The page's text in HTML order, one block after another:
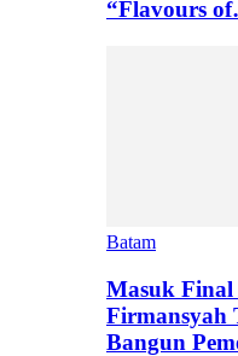
“Flavours
Batam
Masuk Final
Firmansyah
Bangun